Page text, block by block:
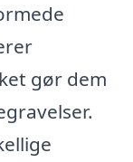
gør dem